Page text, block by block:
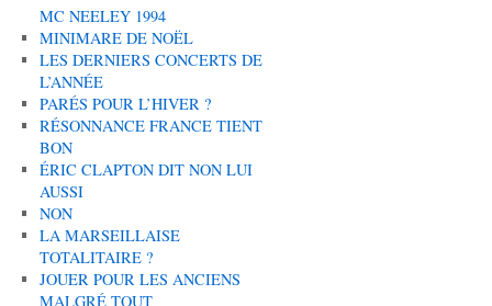
MC NEELEY 1994
MINIMARE DE NOËL
LES DERNIERS CONCERTS DE
L’ANNÉE
PARÉS POUR L’HIVER ?
RÉSONNANCE FRANCE TIENT
BON
ÉRIC CLAPTON DIT NON LUI
AUSSI
NON
LA MARSEILLAISE
TOTALITAIRE ?
JOUER POUR LES ANCIENS
MALGRÉ TOUT